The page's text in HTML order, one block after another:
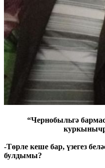
“Чернобыльгә
-Төрле кеше бар, үзегез
булдымы?